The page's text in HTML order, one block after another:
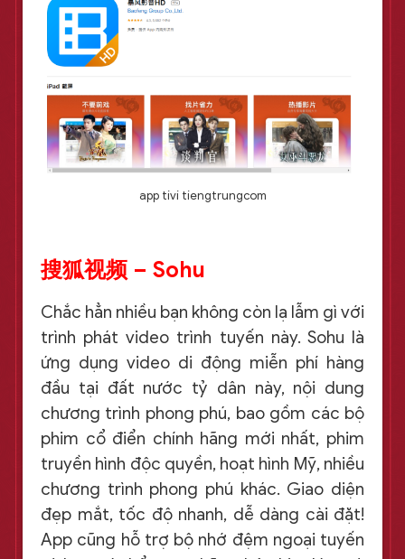
app tivi tiengtrungcom
搜狐视频 – Sohu
Chắc hẳn nhiều bạn không còn lạ lẫm gì với
trình phát video trình tuyến này. Sohu là
ứng dụng video di động miễn phí hàng
đầu tại đất nước tỷ dân này, nội dung
chương trình phong phú, bao gồm các bộ
phim cổ điển chính hãng mới nhất, phim
truyền hình độc quyền, hoạt hình Mỹ, nhiều
chương trình phong phú khác. Giao diện
đẹp mắt, tốc độ nhanh, dễ dàng cài đặt!
App cũng hỗ trợ bộ nhớ đệm ngoại tuyến